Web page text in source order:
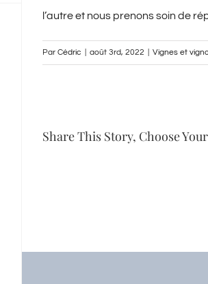
l’autre et nous prenons soin de
Par Cédric août 3rd, 2022 Vignes et
Share This Story, Choose